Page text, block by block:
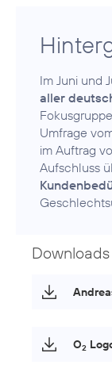
Im Juni und
aller
Umfrage
im Auftrag
Aufschluss
Downloads
O2